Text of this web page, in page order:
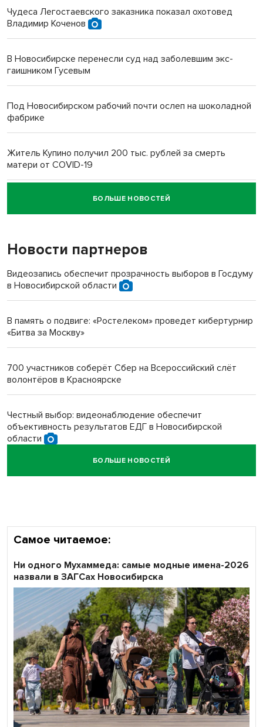
Чудеса Легостаевского заказника показал охотовед
Владимир Коченов
В Новосибирске перенесли суд над заболевшим экс-
гаишником Гусевым
Под Новосибирском рабочий почти ослеп на шоколадной
фабрике
Житель Купино получил 200 тыс. рублей за смерть
матери от COVID-19
Новосибирский суд наказал водителя за смерть
пенсионерки на вокзале
«Мы живём на пастбище!»: в новосибирском селе лошади
терроризируют жителей
Инвалид получил условный срок за избиение врачей
БОЛЬШЕ НОВОСТЕЙ
Новости партнеров
Видеозапись обеспечит прозрачность выборов в Госдуму
в Новосибирской области
В память о подвиге: «Ростелеком» проведет кибертурнир
«Битва за Москву»
700 участников соберёт Сбер на Всероссийский слёт
волонтёров в Красноярске
Честный выбор: видеонаблюдение обеспечит
объективность результатов ЕДГ в Новосибирской
области
Кибертанки пошли в бой: «Ростелеком» объявляет
БОЛЬШЕ НОВОСТЕЙ
Самое читаемое:
Ни одного Мухаммеда: самые модные имена-2026
назвали в ЗАГСах Новосибирска